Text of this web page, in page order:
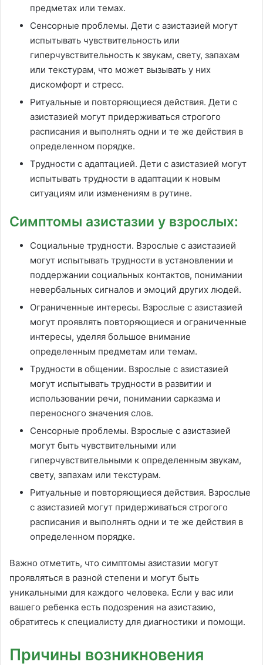
предметах или темах.
Сенсорные проблемы. Дети с азистазией могут
испытывать чувствительность или
гиперчувствительность к звукам, свету, запахам
или текстурам, что может вызывать у них
дискомфорт и стресс.
Ритуальные и повторяющиеся действия. Дети с
азистазией могут придерживаться строгого
расписания и выполнять одни и те же действия в
определенном порядке.
Трудности с адаптацией. Дети с азистазией могут
испытывать трудности в адаптации к новым
ситуациям или изменениям в рутине.
Симптомы азистазии у взрослых:
Социальные трудности. Взрослые с азистазией
могут испытывать трудности в установлении и
поддержании социальных контактов, понимании
невербальных сигналов и эмоций других людей.
Ограниченные интересы. Взрослые с азистазией
могут проявлять повторяющиеся и ограниченные
интересы, уделяя большое внимание
определенным предметам или темам.
Трудности в общении. Взрослые с азистазией
могут испытывать трудности в развитии и
использовании речи, понимании сарказма и
переносного значения слов.
Сенсорные проблемы. Взрослые с азистазией
могут быть чувствительными или
гиперчувствительными к определенным звукам,
свету, запахам или текстурам.
Ритуальные и повторяющиеся действия. Взрослые
с азистазией могут придерживаться строгого
расписания и выполнять одни и те же действия в
определенном порядке.
Важно отметить, что симптомы азистазии могут
проявляться в разной степени и могут быть
уникальными для каждого человека. Если у вас или
вашего ребенка есть подозрения на азистазию,
обратитесь к специалисту для диагностики и помощи.
Причины возникновения